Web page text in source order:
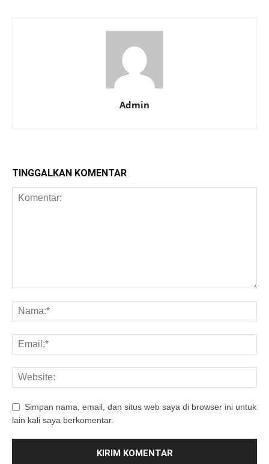
Admin
TINGGALKAN KOMENTAR
Simpan nama, email, dan situs web saya di browser ini untuk
lain kali saya berkomentar.